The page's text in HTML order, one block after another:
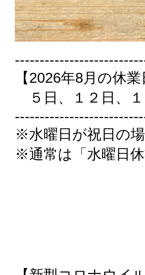
【2026年8月の休業
５日、１２日、
※水曜日が祝日の
※通常は「水曜日